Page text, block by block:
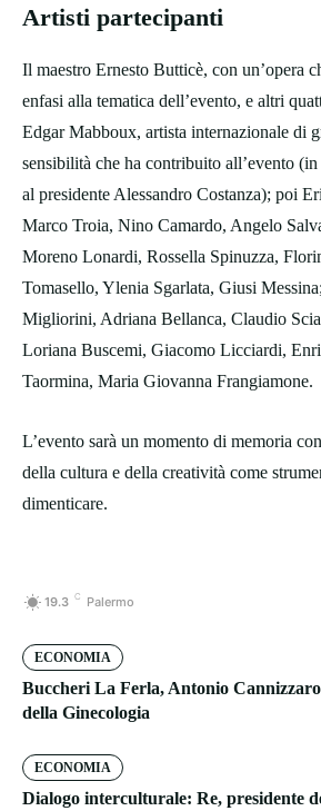
Artisti partecipanti
Il maestro Ernesto Butticè, con un’opera
enfasi alla tematica dell’evento, e altri
Edgar Mabboux, artista internazionale di
sensibilità che ha contribuito all’evento
al presidente Alessandro Costanza); poi
Marco Troia, Nino Camardo, Angelo
Moreno Lonardi, Rossella Spinuzza,
Tomasello, Ylenia Sgarlata, Giusi
Migliorini, Adriana Bellanca, Claudio
Loriana Buscemi, Giacomo Licciardi,
Taormina, Maria Giovanna Frangiamone.
L’evento sarà un momento di memoria
della cultura e della creatività come
dimenticare.
19.3 C Palermo
ECONOMIA
Buccheri La Ferla, Antonio
della Ginecologia
ECONOMIA
Dialogo interculturale: Re, presidente